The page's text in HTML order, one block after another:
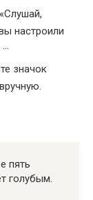
настроили
…
значок
пять
голубым.